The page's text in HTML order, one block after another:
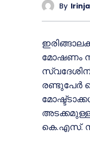
By
മോഷണം
രണ്ടുപേര്‍
കെ.എസ്.